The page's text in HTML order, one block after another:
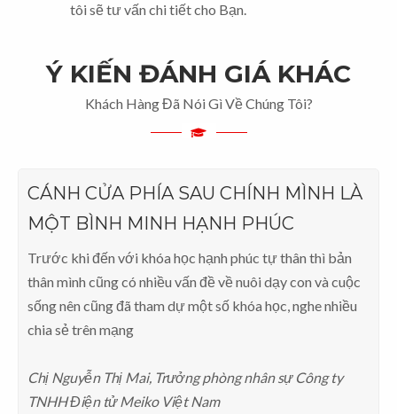
tôi sẽ tư vấn chi tiết cho Bạn.
Ý KIẾN ĐÁNH GIÁ KHÁC
Khách Hàng Đã Nói Gì Về Chúng Tôi?
CÁNH CỬA PHÍA SAU CHÍNH MÌNH LÀ
MỘT BÌNH MINH HẠNH PHÚC
Trước khi đến với khóa học hạnh phúc tự thân thì bản
thân mình cũng có nhiều vấn đề về nuôi dạy con và cuộc
sống nên cũng đã tham dự một số khóa học, nghe nhiều
chia sẻ trên mạng
Chị Nguyễn Thị Mai, Trưởng phòng nhân sự Công ty
TNHH Điện tử Meiko Việt Nam